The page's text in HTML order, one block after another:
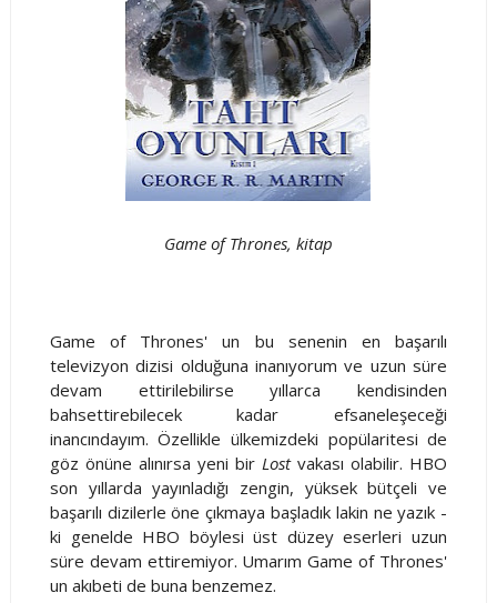
Game of Thrones, kitap
Game of Thrones' un bu senenin en başarılı
televizyon dizisi olduğuna inanıyorum ve uzun süre
devam ettirilebilirse yıllarca kendisinden
bahsettirebilecek kadar efsaneleşeceği
inancındayım. Özellikle ülkemizdeki popülaritesi de
göz önüne alınırsa yeni bir Lostvakası olabilir. HBO
son yıllarda yayınladığı zengin, yüksek bütçeli ve
başarılı dizilerle öne çıkmaya başladık lakin ne yazık -
ki genelde HBO böylesi üst düzey eserleri uzun
süre devam ettiremiyor. Umarım Game of Thrones'
un akıbeti de buna benzemez.